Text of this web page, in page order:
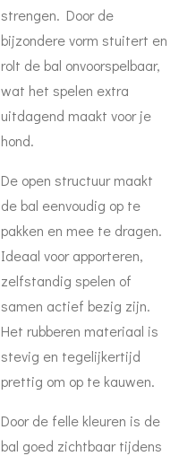
strengen. Door de
bijzondere vorm stuitert en
rolt de bal onvoorspelbaar,
wat het spelen extra
uitdagend maakt voor je
hond.
De open structuur maakt
de bal eenvoudig op te
pakken en mee te dragen.
Ideaal voor apporteren,
zelfstandig spelen of
samen actief bezig zijn.
Het rubberen materiaal is
stevig en tegelijkertijd
prettig om op te kauwen.
Door de felle kleuren is de
bal goed zichtbaar tijdens